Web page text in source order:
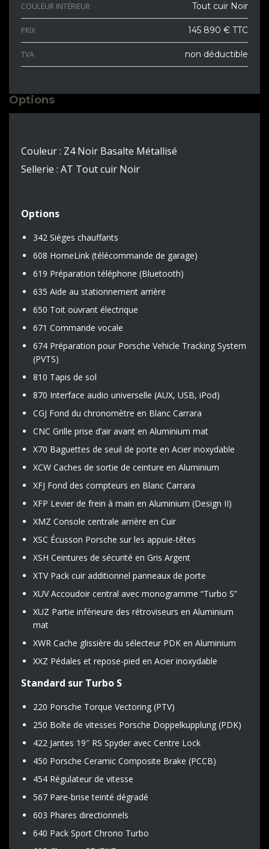
COULEUR INTÉRIEUR Tout cuir Noir
PRIX 145 890 € TTC
TVA non déductible
Options
Couleur : Z4 Noir Basalte Métallisé
Sellerie : AT Tout cuir Noir
Options
342 Sièges chauffants
608 HomeLink (télécommande de garage)
619 Préparation téléphone (Bluetooth)
635 Aide au stationnement arrière
650 Toit ouvrant électrique
671 Commande vocale
674 Préparation pour Porsche Vehicle Tracking System
(PVTS)
810 Tapis de sol
870 Interface audio universelle (AUX, USB, iPod)
CGJ Fond du chronomètre en Blanc Carrara
CNC Grille prise d’air avant en Aluminium mat
X70 Baguettes de seuil de porte en Acier inoxydable
XCW Caches de sortie de ceinture en Aluminium
XFJ Fond des compteurs en Blanc Carrara
XFP Levier de frein à main en Aluminium (Design II)
XMZ Console centrale arrière en Cuir
XSC Écusson Porsche sur les appuie-têtes
XSH Ceintures de sécurité en Gris Argent
XTV Pack cuir additionnel panneaux de porte
XUV Accoudoir central avec monogramme “Turbo S”
XUZ Partie inférieure des rétroviseurs en Aluminium
mat
XWR Cache glissière du sélecteur PDK en Aluminium
XXZ Pédales et repose-pied en Acier inoxydable
Standard sur Turbo S
220 Porsche Torque Vectoring (PTV)
250 Boîte de vitesses Porsche Doppelkupplung (PDK)
422 Jantes 19″ RS Spyder avec Centre Lock
450 Porsche Ceramic Composite Brake (PCCB)
454 Régulateur de vitesse
567 Pare-brise teinté dégradé
603 Phares directionnels
640 Pack Sport Chrono Turbo